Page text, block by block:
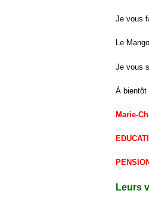
Je vous
Le
Je vous
À bientôt
Marie-
Leurs